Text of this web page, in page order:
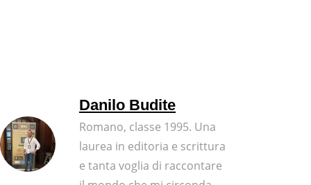
Danilo Budite
Romano, classe 1995. Una
laurea in editoria e scrittura
e tanta voglia di raccontare